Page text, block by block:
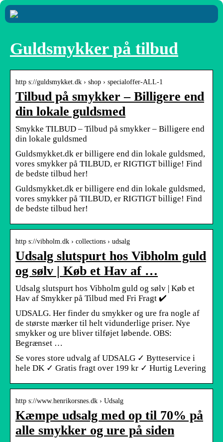
Guldsmykker på tilbud
http s://guldsmykket.dk › shop › specialoffer-ALL-1
Tilbud på smykker – Billigere end
din lokale guldsmed
Smykke TILBUD – Tilbud på smykker – Billigere end
din lokale guldsmed
Guldsmykket.dk er billigere end din lokale guldsmed,
vores smykker på TILBUD, er RIGTIGT billige! Find
de bedste tilbud her!
Guldsmykket.dk er billigere end din lokale guldsmed,
vores smykker på TILBUD, er RIGTIGT billige! Find
de bedste tilbud her!
http s://vibholm.dk › collections › udsalg
Udsalg slutspurt hos Vibholm guld
og sølv | Køb et Hav af …
Udsalg slutspurt hos Vibholm guld og sølv | Køb et
Hav af Smykker på Tilbud med Fri Fragt ✔️
UDSALG. Her finder du smykker og ure fra nogle af
de største mærker til helt vidunderlige priser. Nye
smykker og ure bliver tilføjet løbende. OBS:
Begrænset …
Se vores store udvalg af UDSALG ✓ Bytteservice i
hele DK ✓ Gratis fragt over 199 kr ✓ Hurtig Levering
http s://www.henrikorsnes.dk › Udsalg
Kæmpe udsalg med op til 70% på
alle smykker og ure på siden